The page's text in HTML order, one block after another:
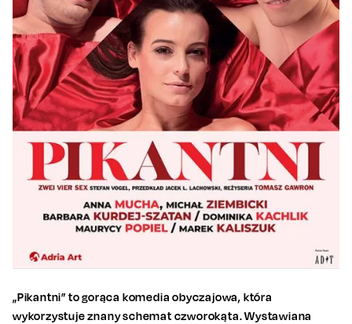
„Pikantni” to gorąca komedia obyczajowa, która
wykorzystuje znany schemat czworokąta. Wystawiana